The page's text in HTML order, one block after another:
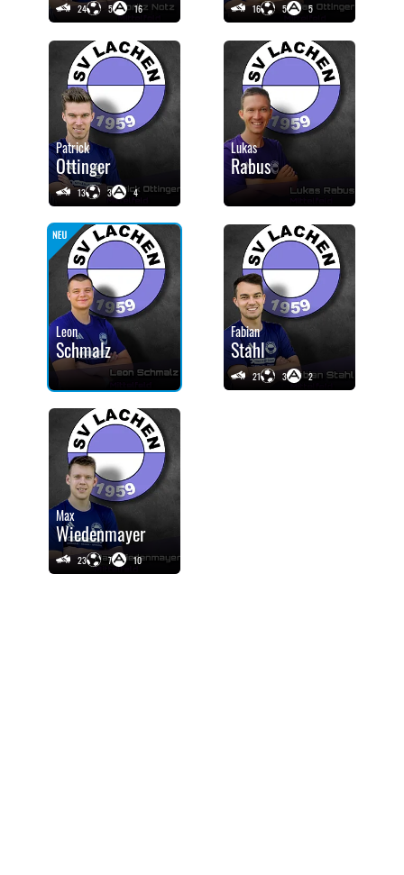
24 5 16 16 5 5
Patrick
Ottinger
13 3 4
Lukas
Rabus
Leon
Schmalz
Fabian
Stahl
21 3 2
Max
Wiedenmayer
23 7 10